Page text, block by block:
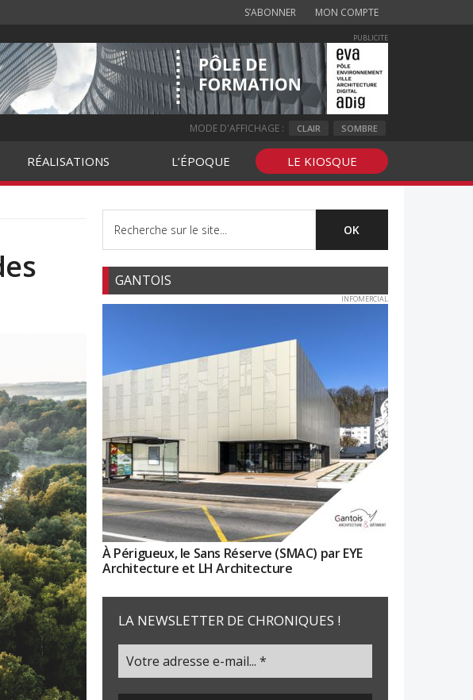
S’ABONNER MON COMPTE
PUBLICITE
MODE D'AFFICHAGE : CLAIR SOMBRE
RÉALISATIONS L’ÉPOQUE LE KIOSQUE
GANTOIS
INFOMERCIAL
À Périgueux, le Sans Réserve (SMAC) par EYE
Architecture et LH Architecture
LA NEWSLETTER DE CHRONIQUES !